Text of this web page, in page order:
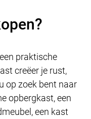
praktische
creëer je rust,
op zoek bent naar
opbergkast, een
een kast